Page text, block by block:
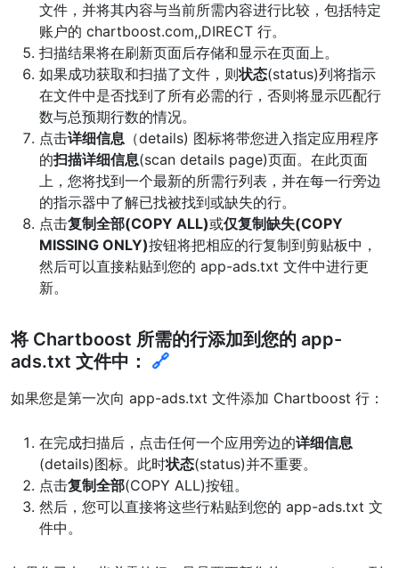
文件，并将其内容与当前所需内容进行比较，包括特定
账户的 chartboost.com,,DIRECT 行。
扫描结果将在刷新页面后存储和显示在页面上。
如果成功获取和扫描了文件，则状态(status)列将指示
在文件中是否找到了所有必需的行，否则将显示匹配行
数与总预期行数的情况。
点击详细信息 （details) 图标将带您进入指定应用程序
的扫描详细信息(scan details page)页面。在此页面
上，您将找到一个最新的所需行列表，并在每一行旁边
的指示器中了解已找被找到或缺失的行。
点击复制全部(COPY ALL)或仅复制缺失(COPY
MISSING ONLY)按钮将把相应的行复制到剪贴板中，
然后可以直接粘贴到您的 app-ads.txt 文件中进行更
新。
将 Chartboost 所需的行添加到您的 app-
ads.txt 文件中： 🔗
如果您是第一次向 app-ads.txt 文件添加 Chartboost 行：
在完成扫描后，点击任何一个应用旁边的详细信息
(details)图标。此时状态(status)并不重要。
点击复制全部(COPY ALL)按钮。
然后，您可以直接将这些行粘贴到您的 app-ads.txt 文
件中。